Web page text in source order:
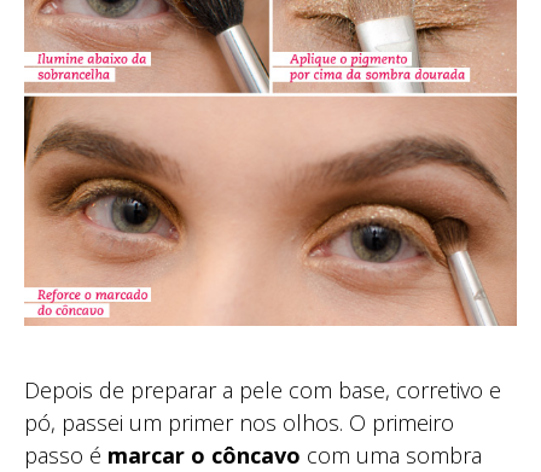
Depois de preparar a pele com base, corretivo e
pó, passei um primer nos olhos. O primeiro
passo é marcar o côncavo com uma sombra